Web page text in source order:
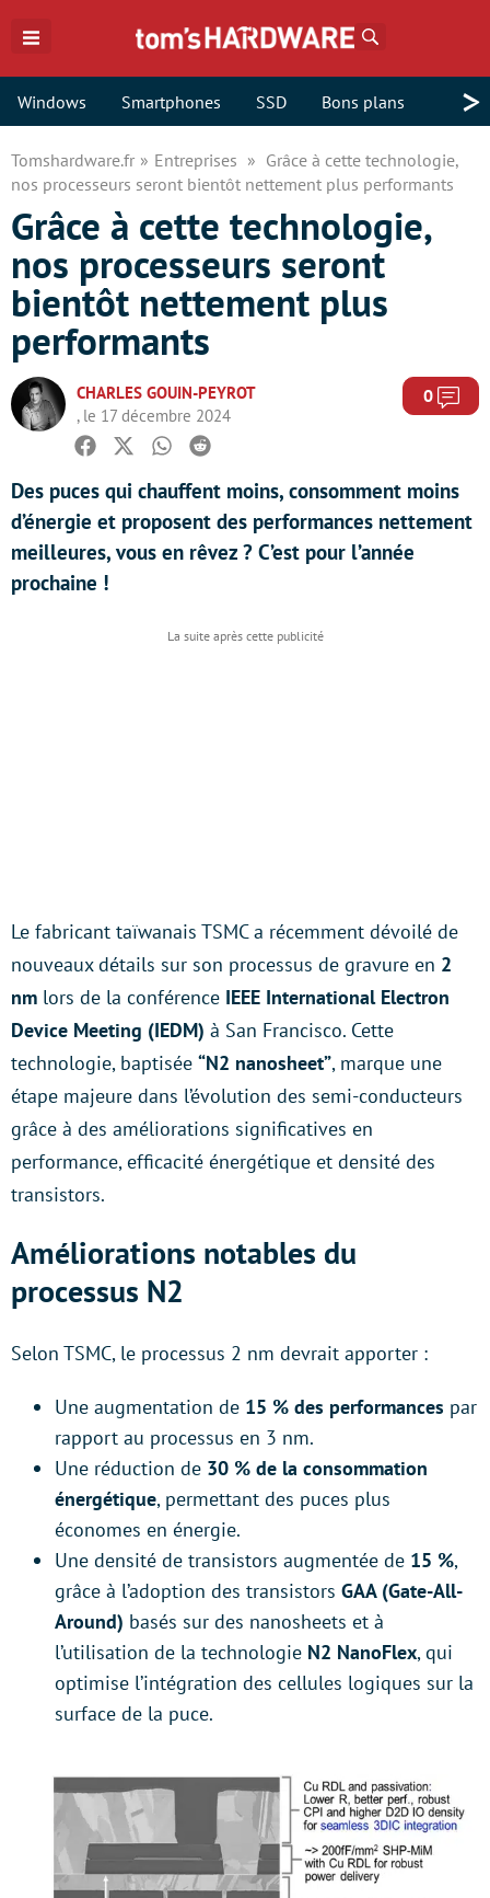
Windows Smartphones SSD Bons plans >
Tomshardware.fr Entreprises
Grâce à cette technologie,
nos processeurs seront bientôt nettement plus performants
Grâce à cette technologie,
nos processeurs seront
bientôt nettement plus
performants
CHARLES GOUIN-PEYROT
, le 17 décembre 2024
0
Facebook
TwitterWhatsapp
Reddit
Des puces qui chauffent moins, consomment moins
d’énergie et proposent des performances nettement
meilleures, vous en rêvez ? C’est pour l’année
prochaine !
Le fabricant taïwanais TSMC a récemment dévoilé de
nouveaux détails sur son processus de gravure en 2
nm lors de la conférence IEEE International Electron
Device Meeting (IEDM) à San Francisco. Cette
technologie, baptisée “N2 nanosheet”, marque une
étape majeure dans l’évolution des semi-conducteurs
grâce à des améliorations significatives en
performance, efficacité énergétique et densité des
transistors.
Améliorations notables du
processus N2
Selon TSMC, le processus 2 nm devrait apporter :
Une augmentation de 15 % des performances par
rapport au processus en 3 nm.
Une réduction de 30 % de la consommation
énergétique, permettant des puces plus
économes en énergie.
Une densité de transistors augmentée de 15 %,
grâce à l’adoption des transistors GAA (Gate-All-
Around) basés sur des nanosheets et à
l’utilisation de la technologie N2 NanoFlex, qui
optimise l’intégration des cellules logiques sur la
surface de la puce.